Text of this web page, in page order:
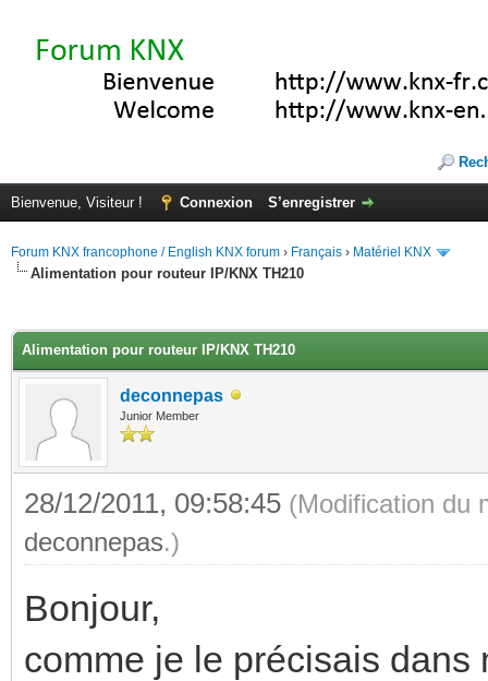
Bienvenue, Visiteur ! Connexion S’enregistrer
Forum KNX francophone / English KNX forum › Français › Matériel KNX
Alimentation pour routeur IP/KNX TH210
Alimentation pour routeur IP/KNX TH210
deconnepas
Junior Member
28/12/2011, 09:58:45 (Modification du
deconnepas.)
Bonjour,
comme je le précisais